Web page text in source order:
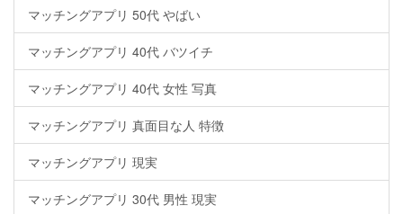
マッチングアプリ 50代 やばい
マッチングアプリ 40代 バツイチ
マッチングアプリ 40代 女性 写真
マッチングアプリ 真面目な人 特徴
マッチングアプリ 現実
マッチングアプリ 30代 男性 現実